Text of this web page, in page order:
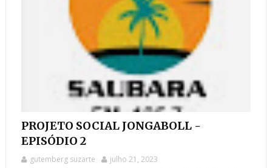
PROJETO SOCIAL JONGABOLL -
EPISÓDIO 2
gutemberg suzarte julho 21, 2023